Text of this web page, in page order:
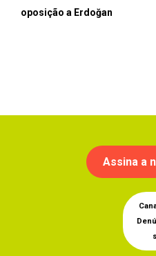
oposição a Erdoğan
Assina a
s